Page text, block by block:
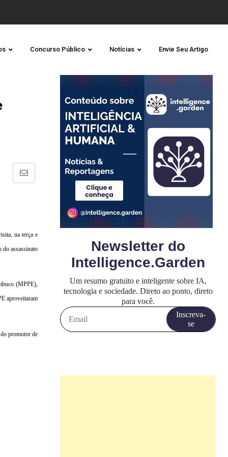
Concurso Público Notícias Envie Seu Artigo
Share
na terça e
assassinato
(MPPE),
aproveitaram
promotor de